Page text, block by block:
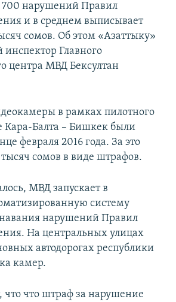
700 нарушений Правил
и в среднем выписывает
сомов. Об этом «Азаттыку»
Главного
центра МВД Бексултан
в рамках пилотного
Кара-Балта – Бишкек были
февраля 2016 года. За это
сомов в виде штрафов.
МВД запускает в
систему
нарушений Правил
На центральных улицах
автодорогах республики
камер.
что штраф за нарушение